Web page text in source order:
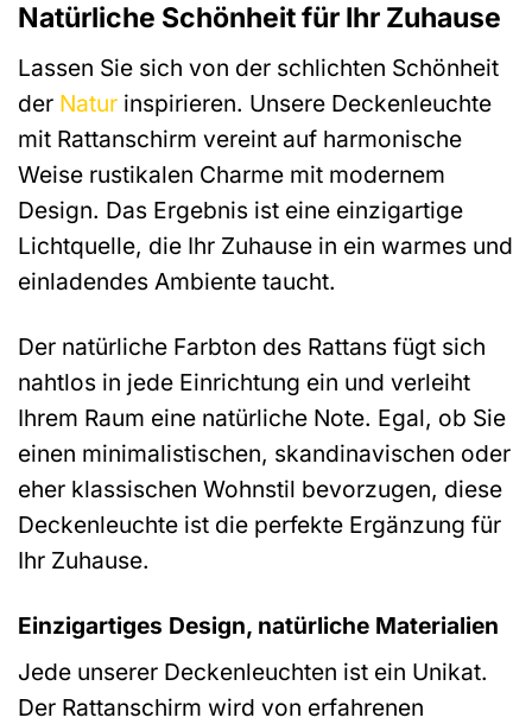
Natürliche Schönheit für Ihr Zuhause
Lassen Sie sich von der schlichten Schönheit
der Natur inspirieren. Unsere Deckenleuchte
mit Rattanschirm vereint auf harmonische
Weise rustikalen Charme mit modernem
Design. Das Ergebnis ist eine einzigartige
Lichtquelle, die Ihr Zuhause in ein warmes und
einladendes Ambiente taucht.
Der natürliche Farbton des Rattans fügt sich
nahtlos in jede Einrichtung ein und verleiht
Ihrem Raum eine natürliche Note. Egal, ob Sie
einen minimalistischen, skandinavischen oder
eher klassischen Wohnstil bevorzugen, diese
Deckenleuchte ist die perfekte Ergänzung für
Ihr Zuhause.
Einzigartiges Design, natürliche Materialien
Jede unserer Deckenleuchten ist ein Unikat.
Der Rattanschirm wird von erfahrenen